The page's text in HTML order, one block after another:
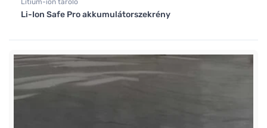
Li-Ion Safe Pro akkumulátorszekrény